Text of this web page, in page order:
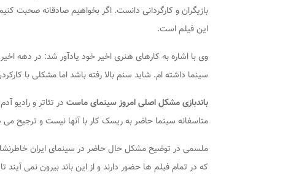
بازیگران و کارگردانی دانست. اگر بخواهیم صادقانه صحبت
این فیلم است.
وی با اشاره به کارهای هنری اخیر خود یادآور شد: در دهه
سینما داشته ام. شاید سنم بالا رفته باشد اما مشکلی با
باندبازی مشکل اصلی امروز سینمای ماست در تئاتر و رادیو
متاسفانه سینما حاضر به ریسک کار با آنها نیست و ترجیح
ملسمی در توضیح مشکل حال حاضر در سینمای ایران
که در تمام فیلم ها حضور دارند و از این باند بیرون نمی